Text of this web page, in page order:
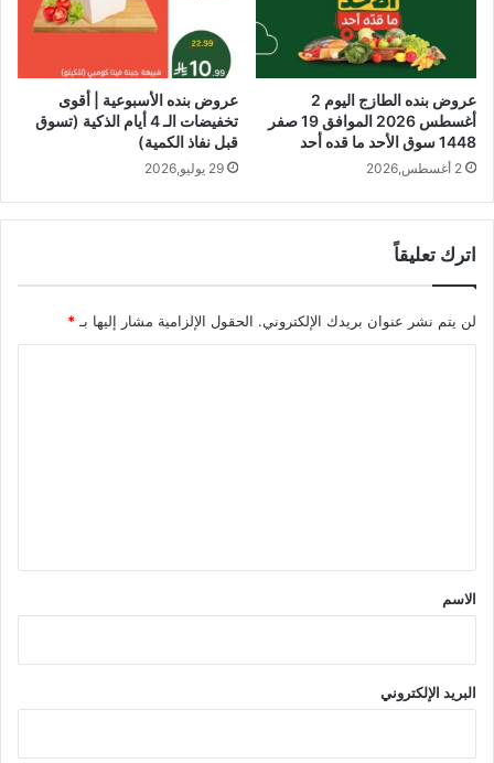
عروض بنده الطازج اليوم 2
أغسطس 2026 الموافق 19 صفر
1448 سوق الأحد ما قده أحد
2 أغسطس,2026
عروض بنده الأسبوعية | أقوى
تخفيضات الـ 4 أيام الذكية (تسوق
قبل نفاذ الكمية)
29 يوليو,2026
اترك تعليقاً
لن يتم نشر عنوان بريدك الإلكتروني. الحقول الإلزامية مشار إليها بـ *
*
الاسم
البريد الإلكتروني